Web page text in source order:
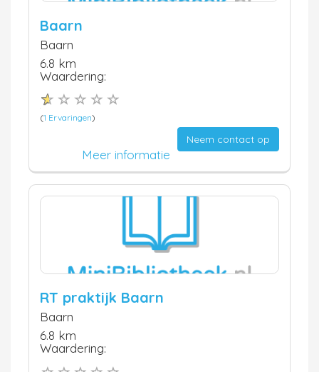
Baarn
Baarn
6.8 km
Waardering:
(1 Ervaringen)
Neem contact op
Meer informatie
RT praktijk Baarn
Baarn
6.8 km
Waardering: